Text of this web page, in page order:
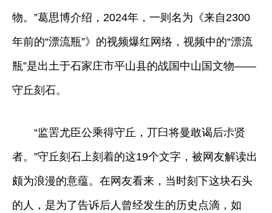
物。”葛思博介绍，2024年，一则名为《来自2300
年前的“漂流瓶”》的视频爆红网络，视频中的“漂流
瓶”是出土于石家庄市平山县的战国中山国文物——
守丘刻石。
“监罟尤臣公乘得守丘，丌臼将曼敢谒后尗贤
者。”守丘刻石上刻着的这19个文字，被网友解读出
颇为浪漫的意蕴。在网友看来，当时刻下这块石头
的人，是为了告诉后人曾经发生的历史点滴，如